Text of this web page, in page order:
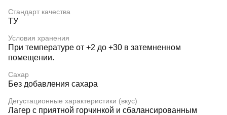
Стандарт качества
ТУ
Условия хранения
При температуре от +2 до +30 в затемненном
помещении.
Сахар
Без добавления сахара
Дегустационные характеристики (вкус)
Лагер с приятной горчинкой и сбалансированным